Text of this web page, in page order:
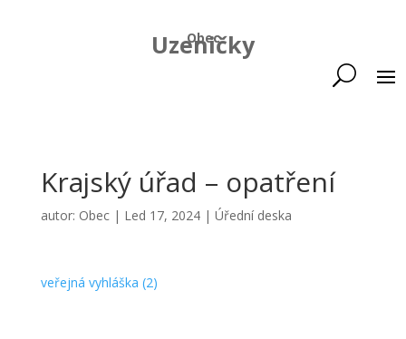
Obec
Uzeničky
Krajský úřad – opatření
autor: Obec| Led 17, 2024| Úřední deska
veřejná vyhláška (2)